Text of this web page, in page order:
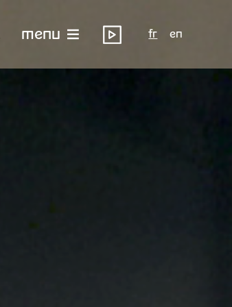
menu fr en